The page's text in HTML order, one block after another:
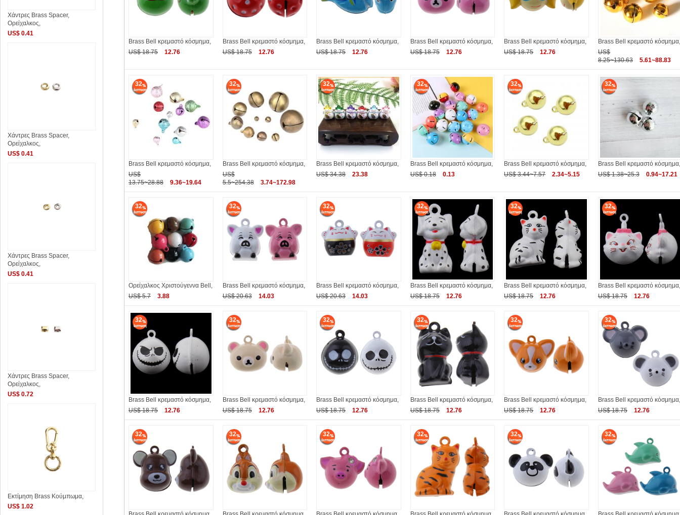
Brass Bell κρεμαστό κόσμημα,
US$ 18.75
12.76
Brass Bell κρεμαστό κόσμημα,
US$ 18.75
12.76
Brass Bell κρεμαστό κόσμημα,
US$ 18.75
12.76
Brass Bell κρεμαστό κόσμημα,
US$ 18.75
12.76
Brass Bell κρεμαστό κόσμημα,
US$ 18.75
12.76
Brass Bell κρεμαστό κόσμημα,
US$
8.25~130.63
5.61~88.83
32
Brass Bell κρεμαστό κόσμημα,
US$
13.75~28.88
9.36~19.64
32
Brass Bell κρεμαστό κόσμημα,
US$
5.5~254.38
3.74~172.98
32
Brass Bell κρεμαστό κόσμημα,
US$ 34.38
23.38
32
Brass Bell κρεμαστό κόσμημα,
US$ 0.18
0.13
32
Brass Bell κρεμαστό κόσμημα,
US$ 3.44~7.57
2.34~5.15
32
Brass Bell κρεμαστό κόσμημα,
US$ 1.38~25.3
0.94~17.21
32
Ορείχαλκος Χριστούγεννα Bell,
US$ 5.7
3.88
32
Brass Bell κρεμαστό κόσμημα,
US$ 20.63
14.03
32
Brass Bell κρεμαστό κόσμημα,
US$ 20.63
14.03
32
Brass Bell κρεμαστό κόσμημα,
US$ 18.75
12.76
32
Brass Bell κρεμαστό κόσμημα,
US$ 18.75
12.76
32
Brass Bell κρεμαστό κόσμημα,
US$ 18.75
12.76
32
Brass Bell κρεμαστό κόσμημα,
US$ 18.75
12.76
32
Brass Bell κρεμαστό κόσμημα,
US$ 18.75
12.76
32
Brass Bell κρεμαστό κόσμημα,
US$ 18.75
12.76
32
Brass Bell κρεμαστό κόσμημα,
US$ 18.75
12.76
32
Brass Bell κρεμαστό κόσμημα,
US$ 18.75
12.76
32
Brass Bell κρεμαστό κόσμημα,
US$ 18.75
12.76
32 32 32 32 32 32
Χάντρες Brass Spacer,
Ορείχαλκος,
US$ 0.41
Χάντρες Brass Spacer,
Ορείχαλκος,
US$ 0.41
Χάντρες Brass Spacer,
Ορείχαλκος,
US$ 0.41
Χάντρες Brass Spacer,
Ορείχαλκος,
US$ 0.72
Εκτίμηση Brass Κούμπωμα,
US$ 1.02